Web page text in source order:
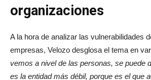
organizaciones
A la hora de analizar las vulnerabilidades
empresas, Velozo desglosa el tema en
vemos a nivel de las personas, se puede
es la entidad más débil, porque es el que